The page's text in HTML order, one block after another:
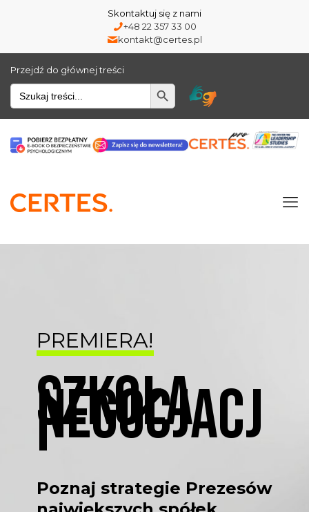
Skontaktuj się z nami
+48 22 357 33 00
kontakt@certes.pl
Przejdź do głównej treści
Wyszukiwarka
PREMIERA!
SZKOŁA
NEGOCJACJ
I
Poznaj strategie Prezesów